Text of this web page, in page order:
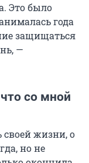
Это было
года
защищаться
—
со мной
своей жизни, о
но не